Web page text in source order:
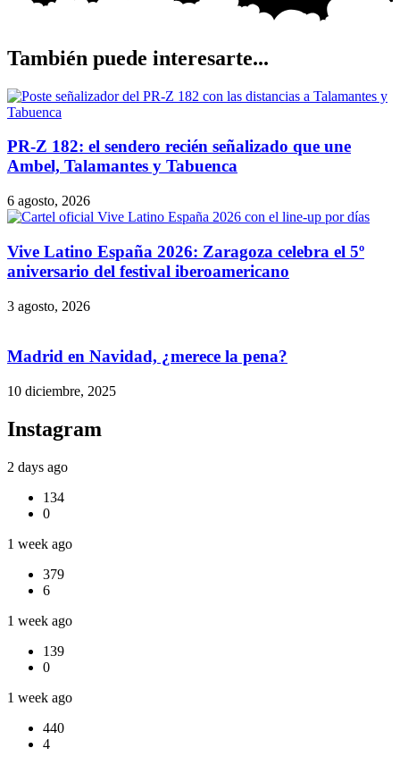
También puede interesarte...
PR-Z 182: el sendero recién señalizado que une
Ambel, Talamantes y Tabuenca
6 agosto, 2026
Vive Latino España 2026: Zaragoza celebra el 5º
aniversario del festival iberoamericano
3 agosto, 2026
Madrid en Navidad, ¿merece la pena?
10 diciembre, 2025
Instagram
2 days ago
134
0
1 week ago
379
6
1 week ago
139
0
1 week ago
440
4